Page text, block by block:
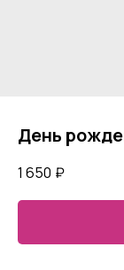
День
1 650 ₽